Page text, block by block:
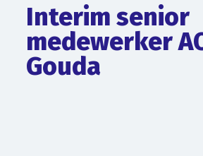
Interim senior
medewerker
Gouda